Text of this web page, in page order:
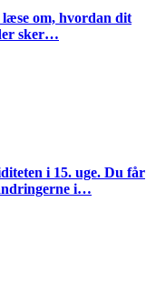
om, hvordan dit
sker…
i 15. uge. Du får
i…